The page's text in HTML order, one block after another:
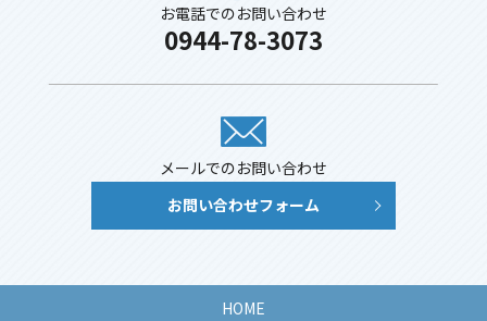
お電話でのお問い合わせ
0944-78-3073
メールでのお問い合わせ
お問い合わせフォーム
HOME